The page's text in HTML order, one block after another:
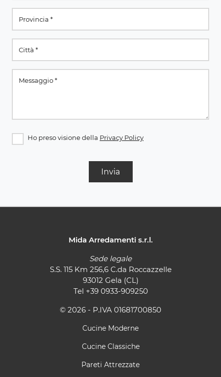
Ho preso visione della Privacy Policy
Invia
Mida Arredamenti s.r.l.
Sede legale
S.S. 115 Km 256,6 C.da Roccazzelle
93012 Gela (CL)
Tel +39 0933-909250
© 2026 - P.IVA 01681700850
Cucine Moderne
Cucine Classiche
Pareti Attrezzate